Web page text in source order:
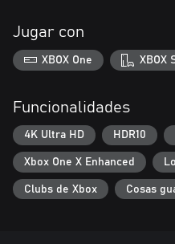
Jugar con
XBOX One XBOX
Funcionalidades
4K Ultra HD HDR10
Xbox One X Enhanced
Clubs de Xbox Cosas